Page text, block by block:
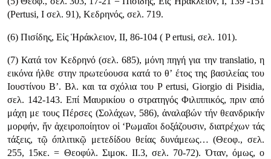
(Pertusi, Ι σελ. 91), Κεδρηνός, σελ. 719.
(6) Πισίδης, Εἰς Ἡράκλειον, II, 86-104 ( P ertusi, σελ. 101).
(7) Κατά τον Κεδρηνό (σελ. 685), μόνη πηγή για την translatio, η
εικόνα ήλθε στην πρωτεύουσα κατά το θ’ έτος της βασιλείας του
Ιουστίνου Β’. Βλ. και τα σχόλια του P ertusi, Giorgio di Pisidia,
σελ. 142-143. Επί Μαυρικίου ο στρατηγός Φιλιππικός, πριν από
μάχη με τους Πέρσες (Σολάχων, 586), ἀναλαβών τήν θεανδρικήν
μορφήν, ἥν ἀχειροποίητον οἱ ‘Ρωμαῖοι δοξάζουσιν, διατρέχων τάς
τάξεις, τῷ óπλιτικῷ μετεδίδου θείας δυνάμεως… (Θεοφ., σελ.
255, 15κε. = Θεοφύλ. Σιμοκ. II.3, σελ. 70-72). Όταν, όμως, ο